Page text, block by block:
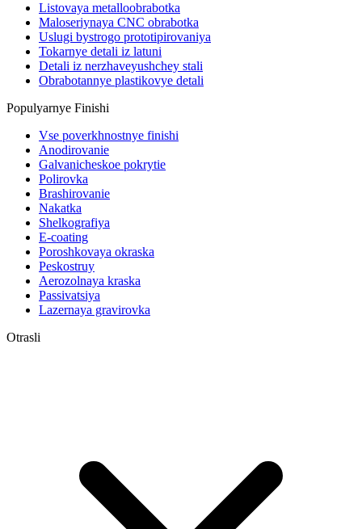
Listovaya metalloobrabotka
Maloseriynaya CNC obrabotka
Uslugi bystrogo prototipirovaniya
Tokarnye detali iz latuni
Detali iz nerzhaveyushchey stali
Obrabotannye plastikovye detali
Populyarnye Finishi
Vse poverkhnostnye finishi
Anodirovanie
Galvanicheskoe pokrytie
Polirovka
Brashirovanie
Nakatka
Shelkografiya
E-coating
Poroshkovaya okraska
Peskostruy
Aerozolnaya kraska
Passivatsiya
Lazernaya gravirovka
Otrasli